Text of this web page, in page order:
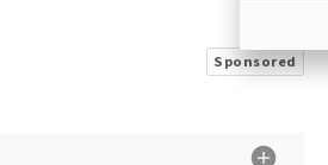
Sponsored